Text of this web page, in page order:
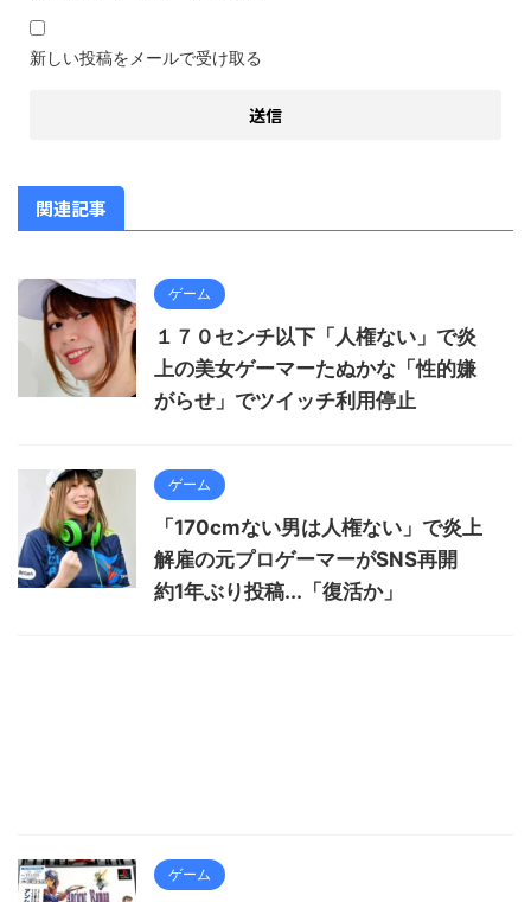
新しい投稿をメールで受け取る
関連記事
ゲーム
１７０センチ以下「人権ない」で炎
上の美女ゲーマーたぬかな「性的嫌
がらせ」でツイッチ利用停止
ゲーム
「170cmない男は人権ない」で炎上
解雇の元プロゲーマーがSNS再開
約1年ぶり投稿...「復活か」
ゲーム